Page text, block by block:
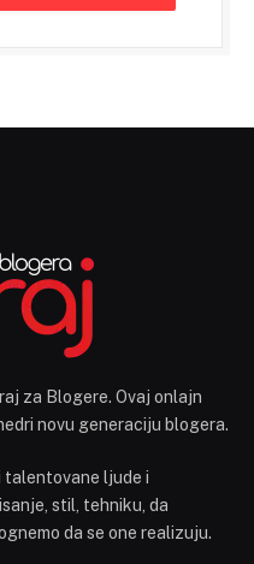
za Blogere. Ovaj onlajn
novu generaciju blogera.
talentovane ljude i
stil, tehniku, da
da se one realizuju.